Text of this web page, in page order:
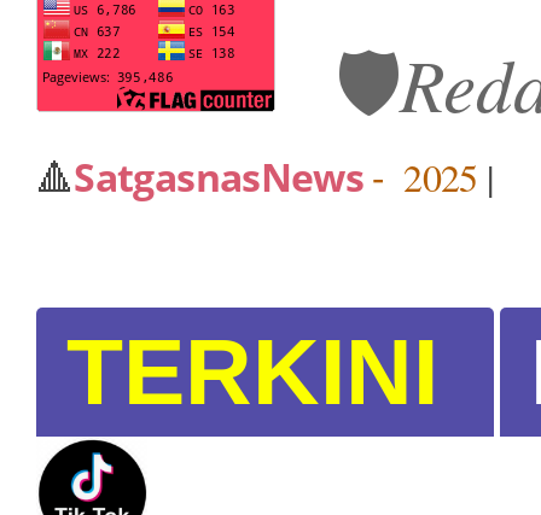
🛡️
🔺SatgasnasNews- 2025 |
TERKINI